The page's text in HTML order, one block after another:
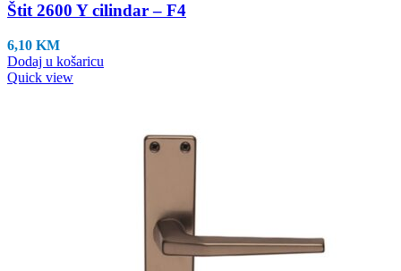
Štit 2600 Y cilindar – F4
6,10 KM
Dodaj u košaricu
Quick view